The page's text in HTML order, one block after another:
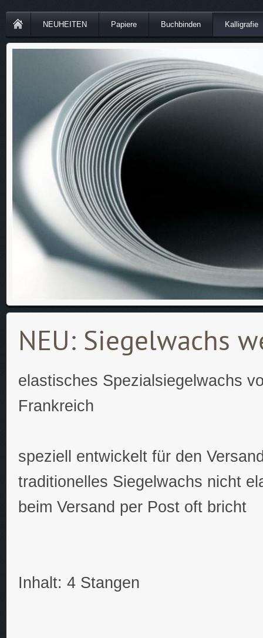
NEUHEITEN Papiere Buchbinden Kalligrafie
NEU: Siegelwachs
elastisches Spezialsiegelwachs
Frankreich
speziell entwickelt für den
traditionelles Siegelwachs nicht
beim Versand per Post oft bricht
Inhalt: 4 Stangen